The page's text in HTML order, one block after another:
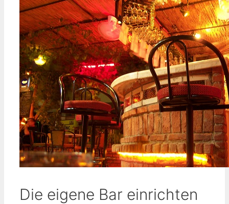
Die eigene Bar einrichten